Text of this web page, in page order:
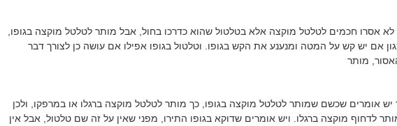
לא אסרו חכמים לטלטל מוקצה אלא בטלטול שהוא כדרכו בחול, אבל מותר לטלטל מוקצה בגופו,
אם יש קש על המטה ומנענע את הקש בגופו. וטלטול בגופו אפילו אם עושה כן לצורך דבר
מותר
יש אומרים שכשם שמותר לטלטל מוקצה בגופו, כך מותר לטלטל מוקצה ברגלו או במרפקו, ולכן
לדחוף מוקצה ברגלו. ויש אומרים שדוקא בגופו התירו, מפני שאין על זה שם טלטול, אבל אין